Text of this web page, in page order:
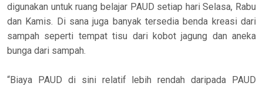
digunakan untuk ruang belajar PAUD setiap hari Selasa, Rabu
dan Kamis. Di sana juga banyak tersedia benda kreasi dari
sampah seperti tempat tisu dari kobot jagung dan aneka
bunga dari sampah.
“Biaya PAUD di sini relatif lebih rendah daripada PAUD